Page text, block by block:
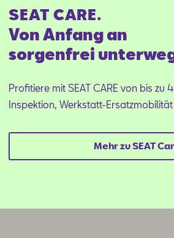
SEAT CARE.
Von Anfang an
sorgenfrei
Profitiere mit SEAT CARE von bis zu
Inspektion, Werkstatt-Ersatzmobilität
Mehr zu SEAT